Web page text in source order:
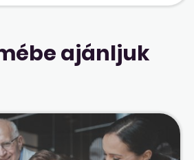
ajánljuk